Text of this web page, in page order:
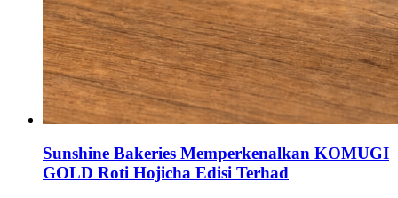
Sunshine Bakeries Memperkenalkan KOMUGI
GOLD Roti Hojicha Edisi Terhad